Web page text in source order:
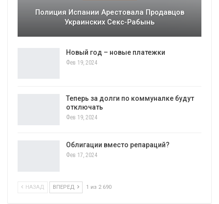
Полиция Испании Арестовала Продавцов
Украинских Секс-Рабынь
Новый год – новые платежки
Фев 19, 2024
Теперь за долги по коммуналке будут
отключать
Фев 19, 2024
Облигации вместо репараций?
Фев 17, 2024
НАЗАД ВПЕРЕД 1 из 2 690